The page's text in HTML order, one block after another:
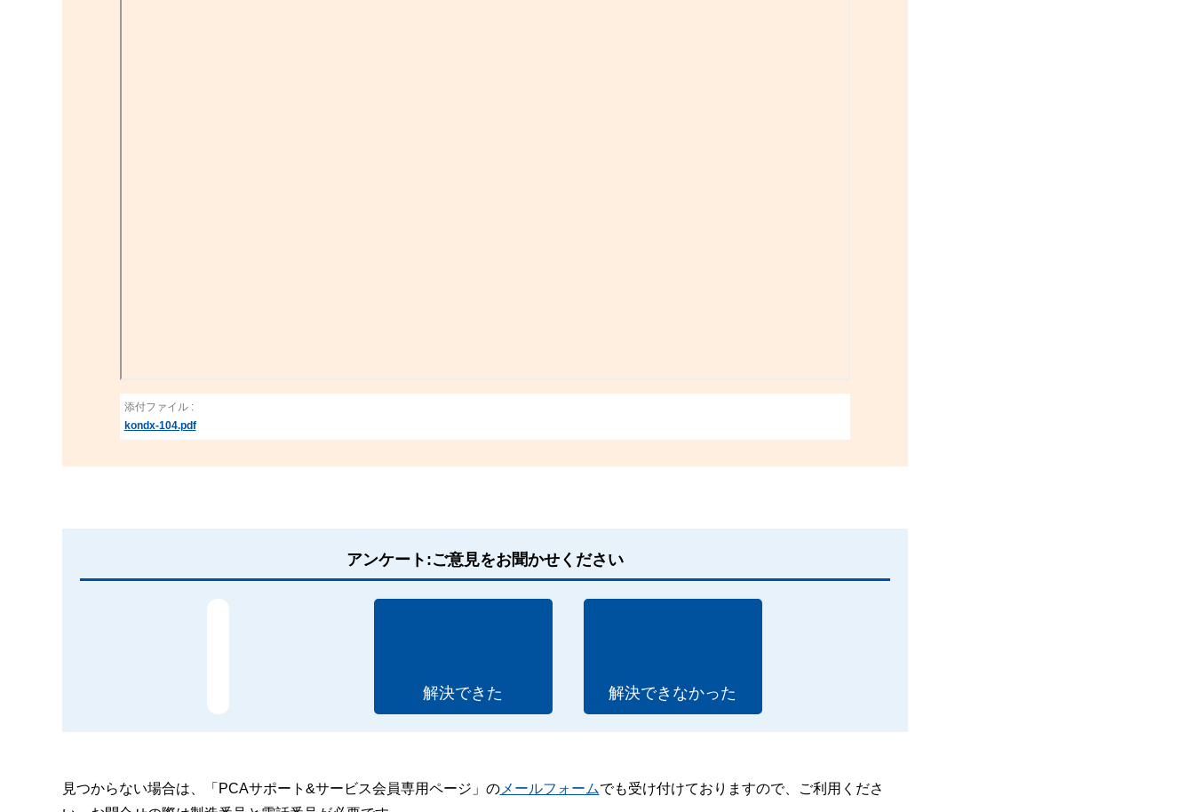
添付ファイル :
kondx-104.pdf
アンケート:ご意見をお聞かせください
解決できた 解決できなかった
見つからない場合は、「PCAサポート&サービス会員専用ページ」のメールフォームでも受け付けておりますので、ご利用くださ